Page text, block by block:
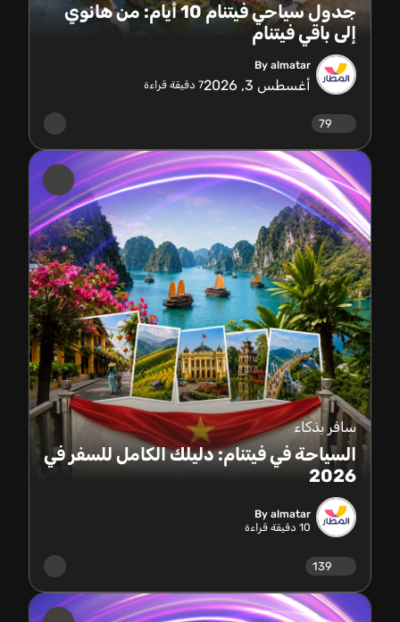
جدول سياحي فيتنام 10 أيام: من هانوي
إلى باقي فيتنام
By almatar
أغسطس 3, 2026 7 دقيقة قراءة
سافر بذكاء
السياحة في فيتنام: دليلك الكامل للسفر في
2026
By almatar
10 دقيقة قراءة